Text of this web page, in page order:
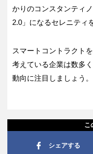
かりのコンスタンティ
2.0」になるセレニティ
スマートコントラクト
考えている企業は数多
動向に注目しましょう。
こ
シェアする